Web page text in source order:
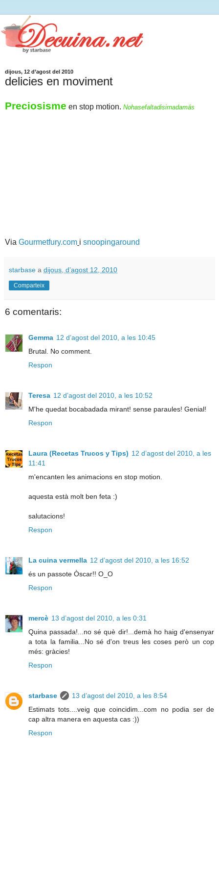
dijous, 12 d’agost del 2010
delicies en moviment
Preciosisme en stop motion. Nohasefaltadisirnadamás
Via Gourmetfury.com i snoopingaround
starbase a dijous, d’agost 12, 2010
Comparteix
6 comentaris:
Gemma 12 d’agost del 2010, a les 10:45
Brutal. No comment.
Respon
Teresa 12 d’agost del 2010, a les 10:52
M'he quedat bocabadada mirant! sense paraules! Genial!
Respon
Laura (Recetas Trucos y Tips) 12 d’agost del 2010, a les
11:41
m'encanten les animacions en stop motion.
aquesta està molt ben feta :)
salutacions!
Respon
La cuina vermella 12 d’agost del 2010, a les 16:52
és un passote Òscar!! O_O
Respon
mercè 13 d’agost del 2010, a les 0:31
Quina passada!...no sé què dir!...demà ho haig d'ensenyar
a tota la familia...No sé d'on treus les coses però un cop
més: gràcies!
Respon
starbase
13 d’agost del 2010, a les 8:54
Estimats tots....veig que coincidim...com no podia ser de
cap altra manera en aquesta cas :))
Respon